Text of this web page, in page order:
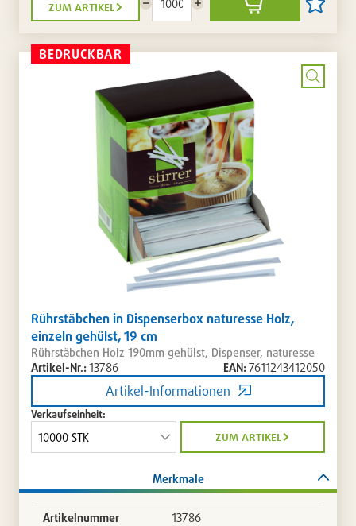
zum artikel
Menge
reduzieren
Menge
erhöhen
In
den
Artikel
setzen
/
BEDRUCKBAR
Bild
Rührstäbchen in Dispenserbox naturesse Holz,
einzeln gehülst, 19 cm
Rührstäbchen Holz 190mm gehülst, Dispenser, naturesse
Artikel-Nr.:13786 EAN:7611243412050
Artikel-Informationen
Verkaufseinheit:
zum artikel
Merkmale
Artikelnummer
13786